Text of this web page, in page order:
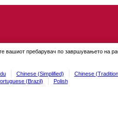
вашиот пребарувач по завршувањето на
Chinese (Simplified) Chinese
(Brazil) Polish